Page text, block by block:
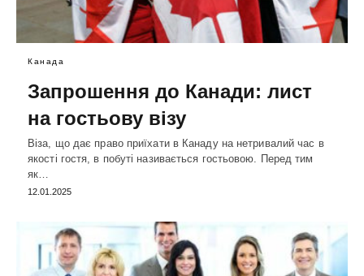
Канада
Запрошення до Канади: лист
на гостьову візу
Віза, що дає право приїхати в Канаду на нетривалий час в
якості гостя, в побуті називається гостьовою. Перед тим
як…
12.01.2025